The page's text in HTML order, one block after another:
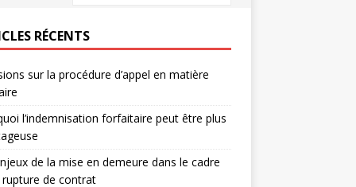
RÉCENTS
sur la procédure d’appel en matière
l’indemnisation forfaitaire peut être plus
de la mise en demeure dans le cadre
rupture de contrat